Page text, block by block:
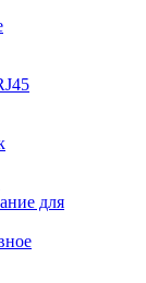
для